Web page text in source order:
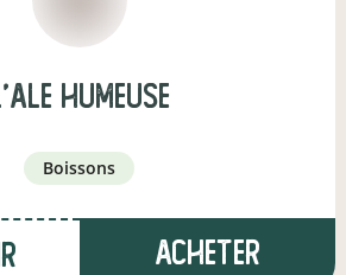
Humeuse
boissons
Acheter